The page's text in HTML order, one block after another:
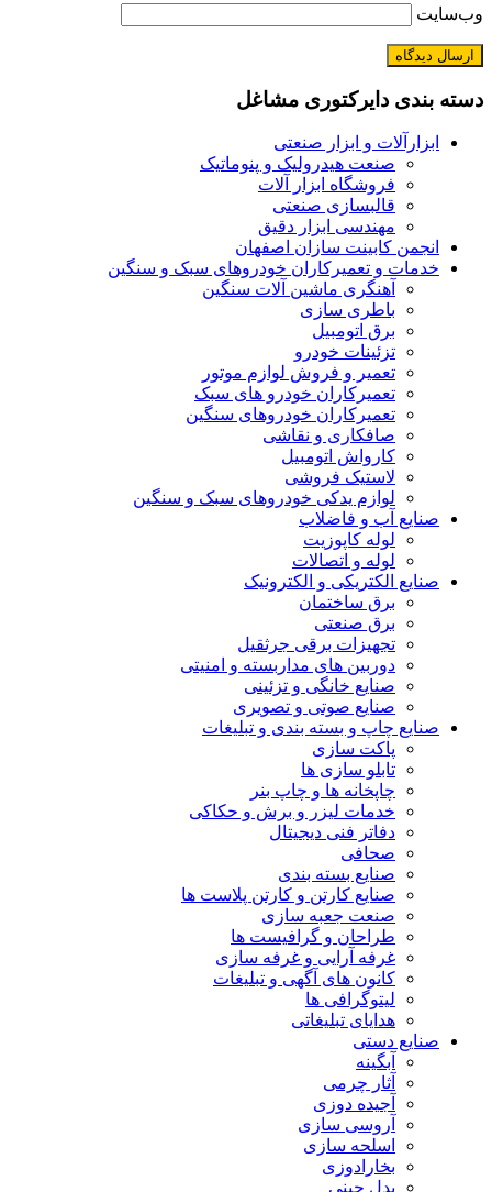
وب‌سایت
دسته بندی دایرکتوری مشاغل
ابزارآلات و ابزار صنعتی
صنعت هیدرولیک و پنوماتیک
فروشگاه ابزار آلات
قالبسازی صنعتی
مهندسی ابزار دقیق
انجمن کابینت سازان اصفهان
خدمات و تعمیرکاران خودروهای سبک و سنگین
آهنگری ماشین آلات سنگین
باطری سازی
برق اتومبیل
تزئینات خودرو
تعمیر و فروش لوازم موتور
تعمیرکاران خودرو های سبک
تعمیرکاران خودروهای سنگین
صافکاری و نقاشی
کارواش اتومبیل
لاستیک فروشی
لوازم یدکی خودروهای سبک و سنگین
صنایع آب و فاضلاب
لوله کاپوزیت
لوله و اتصالات
صنایع الکتریکی و الکترونیک
برق ساختمان
برق صنعتی
تجهیزات برقی جرثقیل
دوربین های مداربسته و امنیتی
صنایع خانگی و تزئینی
صنایع صوتی و تصویری
صنایع چاپ و بسته بندی و تبلیغات
پاکت سازی
تابلو سازی ها
چاپخانه ها و چاپ بنر
خدمات لیزر و برش و حکاکی
دفاتر فنی دیجیتال
صحافی
صنایع بسته بندی
صنایع کارتن و کارتن پلاست ها
صنعت جعبه سازی
طراحان و گرافیست ها
غرفه آرایی و غرفه سازی
کانون های آگهی و تبلیغات
لیتوگرافی ها
هدایای تبلیغاتی
صنایع دستی
آبگینه
آثار چرمی
آجیده دوزی
آروسی سازی
اسلحه سازی
بخارادوزی
بدل چینی